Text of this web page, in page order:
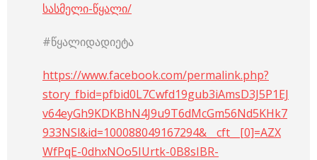
სასმელი-წყალი/
#წყალიდადიეტა
https://www.facebook.com/permalink.php?
story_fbid=pfbid0L7Cwfd19gub3iAmsD3J5P1EJ
v64eyGh9KDKBhN4J9u9T6dMcGm56Nd5KHk7
933NSl&id=100088049167294&__cft__[0]=AZX
WfPqE-0dhxNOo5IUrtk-0B8sIBR-